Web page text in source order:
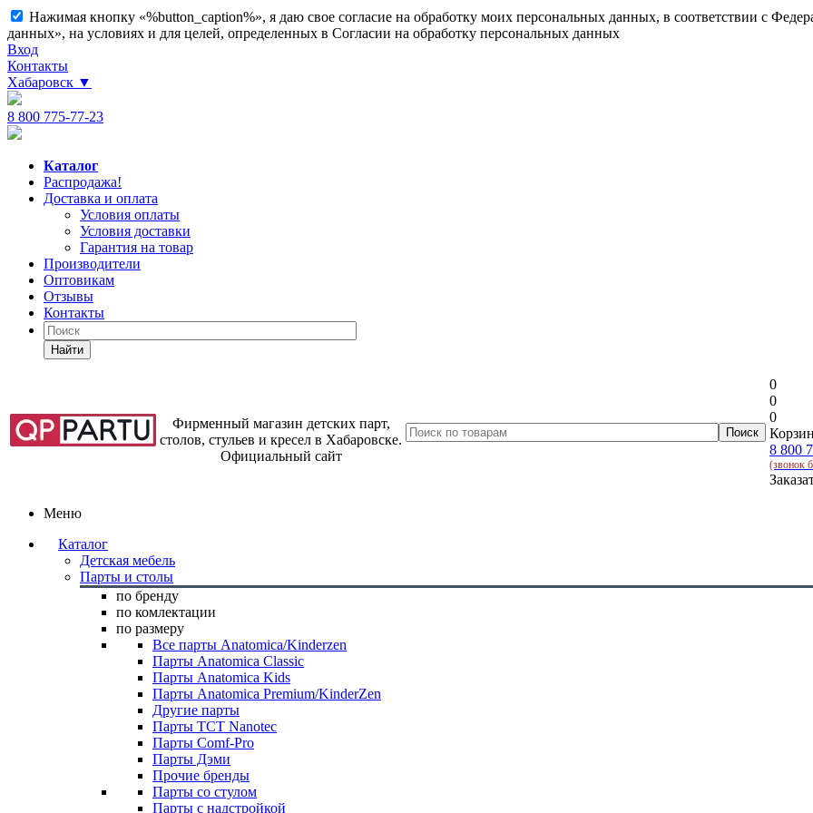
Нажимая кнопку «%button_caption%», я даю свое согласие на обработку моих персональных данных, в соответствии с
данных», на условиях и для целей, определенных в Согласии на обработку персональных данных
Вход
Контакты
Хабаровск ▼
8 800 775-77-23
Каталог
Распродажа!
Доставка и оплата
Условия оплаты
Условия доставки
Гарантия на товар
Производители
Оптовикам
Отзывы
Контакты
Найти
Фирменный магазин детских парт,
столов, стульев и кресел в Хабаровске.
Официальный сайт
0
0
0
8 800
(звонок
Меню
Каталог
Детская мебель
Парты и столы
по бренду
по комлектации
по размеру
Все парты Anatomica/Kinderzen
Парты Anatomica Classic
Парты Anatomica Kids
Парты Anatomica Premium/KinderZen
Другие парты
Парты TCT Nanotec
Парты Comf-Pro
Парты Дэми
Прочие бренды
Парты со стулом
Парты с надстройкой